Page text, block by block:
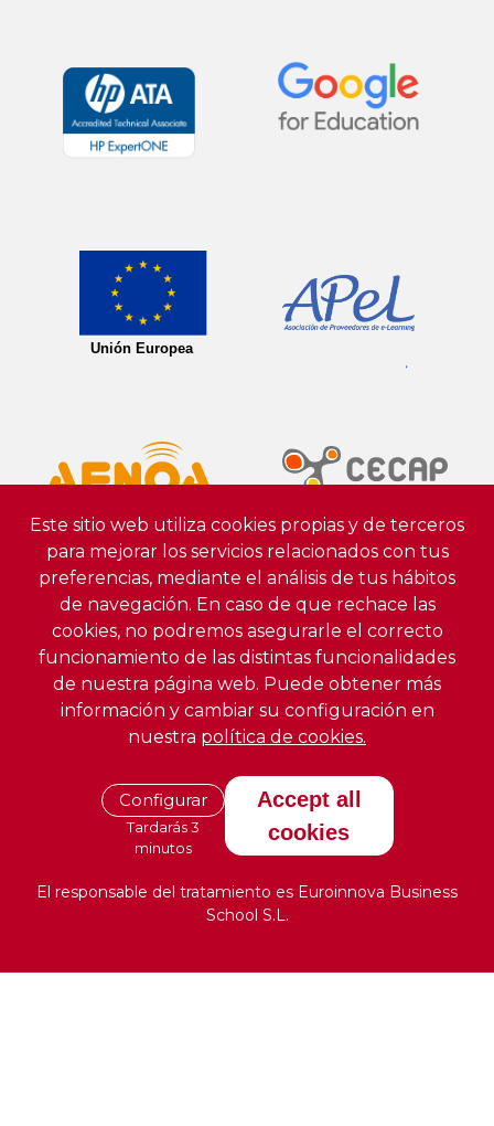
Este sitio web utiliza cookies propias y de terceros
para mejorar los servicios relacionados con tus
preferencias, mediante el análisis de tus hábitos
de navegación. En caso de que rechace las
cookies, no podremos asegurarle el correcto
funcionamiento de las distintas funcionalidades
de nuestra página web. Puede obtener más
información y cambiar su configuración en
nuestra política de cookies.
Configurar
Tardarás 3
minutos
Accept all
cookies
El responsable del tratamiento es Euroinnova Business
School S.L.